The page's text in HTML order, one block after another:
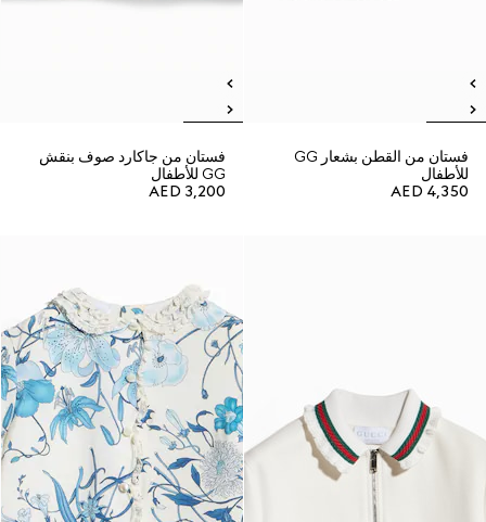
فستان من القطن بشعار GG
للأطفال
AED 4,350
فستان من جاكارد صوف بنقش
GG للأطفال
AED 3,200